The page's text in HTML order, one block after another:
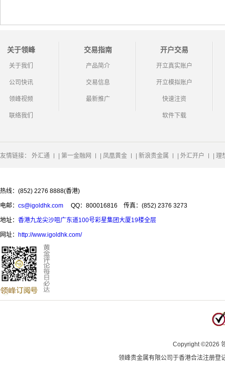
关于领峰
关于我们
公司快讯
领峰视频
联络我们
交易指南
产品简介
交易信息
最新推广
开户交易
开立真实账户
开立模拟账户
快速注资
软件下载
友情链接： 外汇通 第一金融网 凤凰黄金 新浪贵金属 外汇开户 理
热线：(852) 2276 8888(香港)
电邮： cs@igoldhk.com QQ：800016816 传真：(852) 2376 3273
地址： 香港九龙尖沙咀广东道100号彩星集团大厦19楼全层
网址： http://www.igoldhk.com/
Copyright©2026
领峰贵金属有限公司于香港合法注册登